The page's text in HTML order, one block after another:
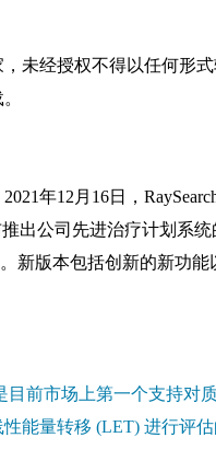
未经授权不得以任何形
年12月16日，
推出公司先进治疗计划系
新版本包括创新的新功能
目前市场上第一个支持对
能量转移 (LET) 进行评估